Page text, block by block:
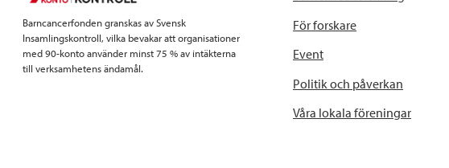
Barncancerfonden granskas av Svensk
Insamlingskontroll, vilka bevakar att organisationer
med 90-konto använder minst 75 % av intäkterna
till verksamhetens ändamål.
För forskare
Event
Politik och påverkan
Våra lokala föreningar